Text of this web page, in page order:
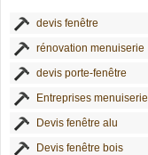
devis fenêtre
rénovation menuiserie
devis porte-fenêtre
Entreprises menuiserie
Devis fenêtre alu
Devis fenêtre bois